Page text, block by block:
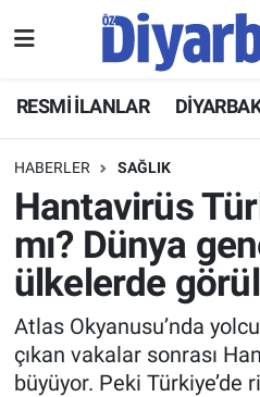
RESMİ İLANLAR
HABERLER SAĞLIK
Hantavirüs
mı? Dünya
ülkelerde
Atlas Okyanusu’nda
çıkan vakalar sonrası
büyüyor. Peki Türkiye’de
ASAYİŞ
DİYARBAKIR
EKONOMİ
BÖLGE
Hava Durumu
Namaz Vakitleri
Trafik Durumu
Süper Lig Puan Durumu
Tüm Manşetler